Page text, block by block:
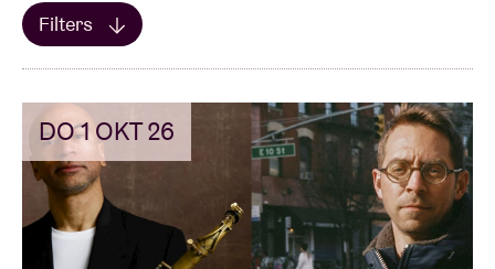
Nieuws
Bezoekersinfo
AB ❤ you
Toon alles BRDCST
Filters
DO 1 OKT 26